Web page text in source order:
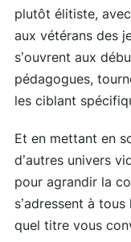
plutôt élitiste,
aux vétérans des
s’ouvrent aux
pédagogues,
les ciblant
Et en mettant en
d’autres univers
pour agrandir la
s’adressent à
quel titre vous